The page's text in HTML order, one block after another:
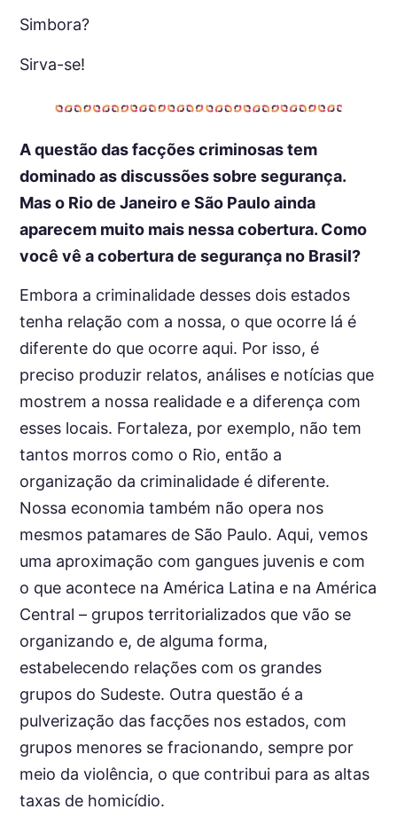
Simbora?
Sirva-se!
A questão das facções criminosas tem
dominado as discussões sobre segurança.
Mas o Rio de Janeiro e São Paulo ainda
aparecem muito mais nessa cobertura. Como
você vê a cobertura de segurança no Brasil?
Embora a criminalidade desses dois estados
tenha relação com a nossa, o que ocorre lá é
diferente do que ocorre aqui. Por isso, é
preciso produzir relatos, análises e notícias que
mostrem a nossa realidade e a diferença com
esses locais. Fortaleza, por exemplo, não tem
tantos morros como o Rio, então a
organização da criminalidade é diferente.
Nossa economia também não opera nos
mesmos patamares de São Paulo. Aqui, vemos
uma aproximação com gangues juvenis e com
o que acontece na América Latina e na América
Central – grupos territorializados que vão se
organizando e, de alguma forma,
estabelecendo relações com os grandes
grupos do Sudeste. Outra questão é a
pulverização das facções nos estados, com
grupos menores se fracionando, sempre por
meio da violência, o que contribui para as altas
taxas de homicídio.